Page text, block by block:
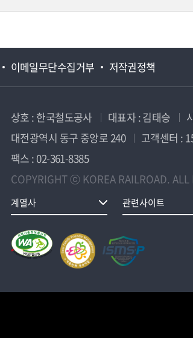
이메일무단수집거부 저작권정책
상호 : 한국철도공사 대표자 : 김태승
대전광역시 동구 중앙로 240
고객센터 :
팩스 : 02-361-8385
COPYRIGHT ⓒ KOREA RAILROAD. ALL
계열사 관련사이트